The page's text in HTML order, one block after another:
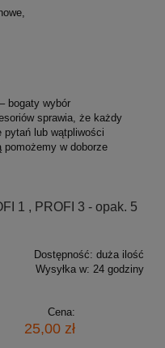
bogaty wybór
sprawia, że każdy
lub wątpliwości
w doborze
1 , PROFI 3 - opak. 5
Dostępność: duża ilość
Wysyłka w: 24 godziny
Cena:
25,00 zł